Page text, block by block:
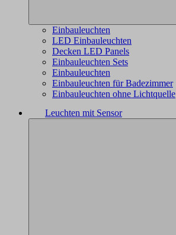
Einbauleuchten
LED Einbauleuchten
Decken LED Panels
Einbauleuchten Sets
Einbauleuchten
Einbauleuchten für Badezimmer
Einbauleuchten ohne Lichtquelle
Leuchten mit Sensor